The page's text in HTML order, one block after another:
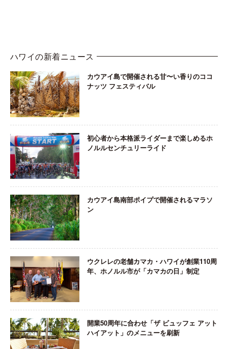
ハワイの新着ニュース
カウアイ島で開催される甘〜い香りのココ
ナッツ フェスティバル
初心者から本格派ライダーまで楽しめるホ
ノルルセンチュリーライド
カウアイ島南部ポイプで開催されるマラソ
ン
ウクレレの老舗カマカ・ハワイが創業110周
年、ホノルル市が「カマカの日」制定
開業50周年に合わせ「ザ ビュッフェ アット
ハイアット」のメニューを刷新